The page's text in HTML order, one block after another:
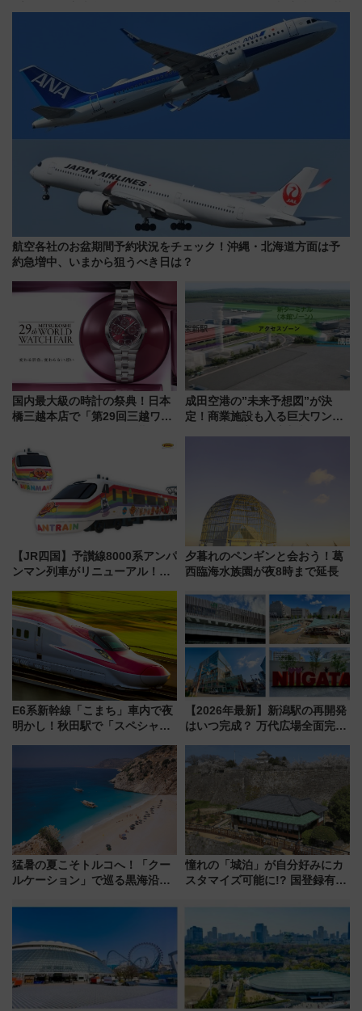
火前に楽しむ仙台観光ルートま
航空各社のお盆期間予約状況をチェック！沖縄・北海道方面は予
約急増中、いまから狙うべき日は？
国内最大級の時計の祭典！日本
橋三越本店で「第29回三越ワー
【2026年8月5日～25日】
成田空港の”未来予想図”が決
定！商業施設も入る巨大ワンタ
【JR四国】予讃線8000系アンパ
ンマン列車がリニューアル！内
今年12月
夕暮れのペンギンと会おう！葛
西臨海水族園が夜8時まで延長
E6系新幹線「こまち」車内で夜
明かし！秋田駅で「スペシャル
【2026年最新】新潟駅の再開発
はいつ完成？ 万代広場全面完成
開発、バスタ新潟構想まで徹底
解説！
猛暑の夏こそトルコへ！「クー
ルケーション」で巡る黒海沿岸
連検索数が前年比237％増、ナ
れるべき世界の旅先』
憧れの「城泊」が自分好みにカ
スタマイズ可能に!? 国登録有形
にオーダーメイド型の宿泊プラ
ンが誕生！